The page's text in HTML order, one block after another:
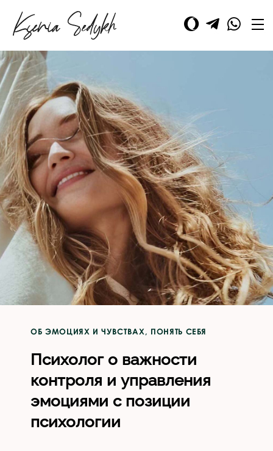
ОБ ЭМОЦИЯХ И ЧУВСТВАХ, ПОНЯТЬ СЕБЯ
Психолог о важности
контроля и управления
эмоциями с позиции
психологии